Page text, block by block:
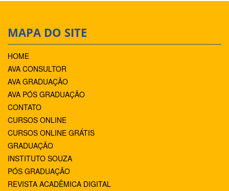
MAPA DO SITE
HOME
AVA CONSULTOR
AVA GRADUAÇÃO
AVA PÓS GRADUAÇÃO
CONTATO
CURSOS ONLINE
CURSOS ONLINE GRÁTIS
GRADUAÇÃO
INSTITUTO SOUZA
PÓS GRADUAÇÃO
REVISTA ACADÊMICA DIGITAL